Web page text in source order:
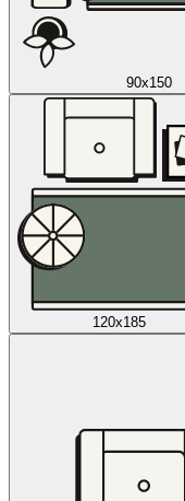
90x150
120x185